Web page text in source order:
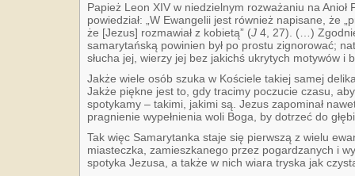
Papież Leon XIV w niedzielnym rozważaniu na Anioł
powiedział: „W Ewangelii jest również napisane, że
że [Jezus] rozmawiał z kobietą” (J 4, 27). (…)
samarytańską powinien był po prostu zignorować;
słucha jej, wierzy jej bez jakichś ukrytych motywów i
Jakże wiele osób szuka w Kościele takiej samej
Jakże piękne jest to, gdy tracimy poczucie czasu,
spotykamy – takimi, jakimi są. Jezus zapominał
pragnienie wypełnienia woli Boga, by dotrzeć do
Tak więc Samarytanka staje się pierwszą z wielu
miasteczka, zamieszkanego przez pogardzanych i
spotyka Jezusa, a także w nich wiara tryska jak